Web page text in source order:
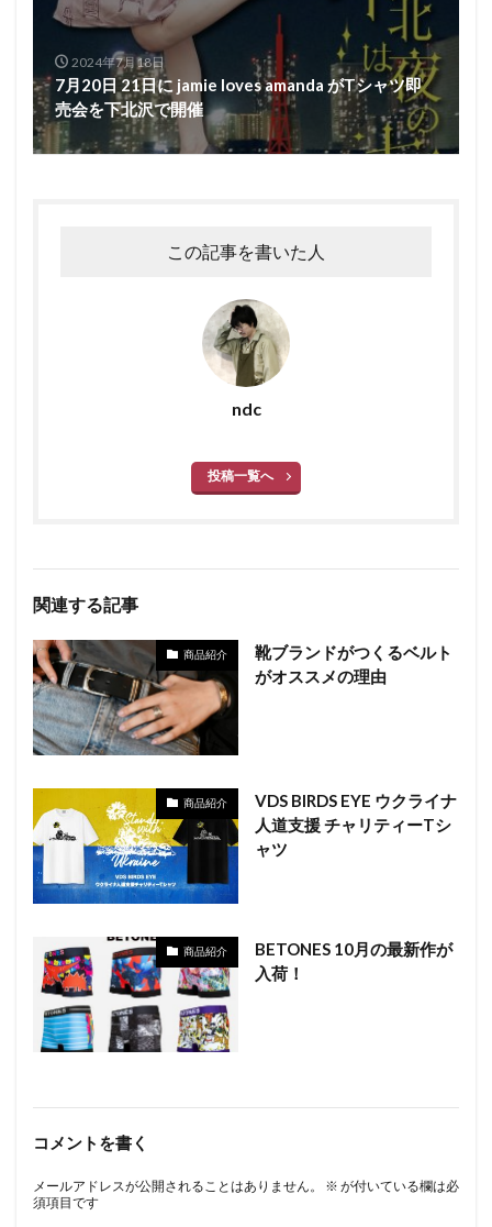
2024年7月18日
7月20日 21日に jamie loves amanda がTシャツ即
売会を下北沢で開催
この記事を書いた人
ndc
投稿一覧へ
関連する記事
商品紹介
靴ブランドがつくるベルト
がオススメの理由
商品紹介
VDS BIRDS EYE ウクライナ
人道支援 チャリティーTシ
ャツ
商品紹介
BETONES 10月の最新作が
入荷！
コメントを書く
メールアドレスが公開されることはありません。 ※ が付いている欄は必
須項目です